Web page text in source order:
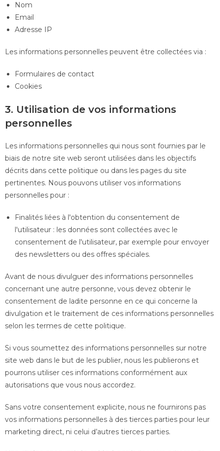
Nom
Email
Adresse IP
Les informations personnelles peuvent être collectées via :
Formulaires de contact
Cookies
3. Utilisation de vos informations
personnelles
Les informations personnelles qui nous sont fournies par le
biais de notre site web seront utilisées dans les objectifs
décrits dans cette politique ou dans les pages du site
pertinentes. Nous pouvons utiliser vos informations
personnelles pour :
Finalités liées à l'obtention du consentement de
l'utilisateur : les données sont collectées avec le
consentement de l'utilisateur, par exemple pour envoyer
des newsletters ou des offres spéciales.
Avant de nous divulguer des informations personnelles
concernant une autre personne, vous devez obtenir le
consentement de ladite personne en ce qui concerne la
divulgation et le traitement de ces informations personnelles
selon les termes de cette politique.
Si vous soumettez des informations personnelles sur notre
site web dans le but de les publier, nous les publierons et
pourrons utiliser ces informations conformément aux
autorisations que vous nous accordez.
Sans votre consentement explicite, nous ne fournirons pas
vos informations personnelles à des tierces parties pour leur
marketing direct, ni celui d’autres tierces parties.